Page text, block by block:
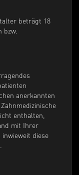
beträgt 18
bzw.
anerkannten
enthalten,
mit Ihrer
diese